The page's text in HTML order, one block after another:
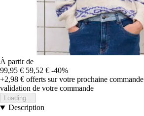
À partir de
99,95 € 59,52 € -40%
+2,98 € offerts sur votre prochaine commande
validation de votre commande
Loading...
Description